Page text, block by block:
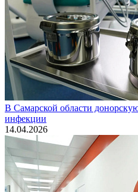
В Самарской области
инфекции
14.04.2026